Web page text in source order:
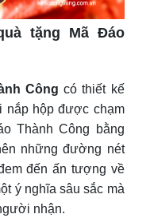
CHÍNH SÁCH BÁN HÀNG
tặng Mã Đáo
Công có thiết kế
nắp hộp được chạm
Thành Công bằng
những đường nét
đến ấn tượng về
ý nghĩa sâu sắc mà
nhận.